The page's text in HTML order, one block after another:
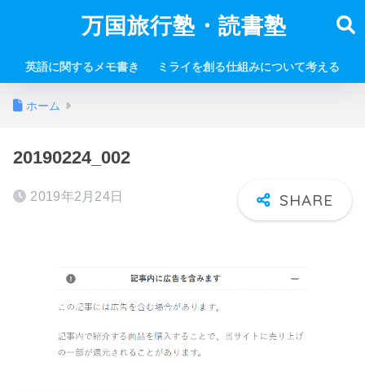
万国旅行塾・読書塾
英語に関するメモ書き ミライを創る仕組みについて考える
ホーム
20190224_002
2019年2月24日